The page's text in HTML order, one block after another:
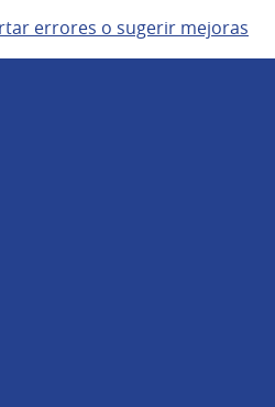
errores o sugerir mejoras